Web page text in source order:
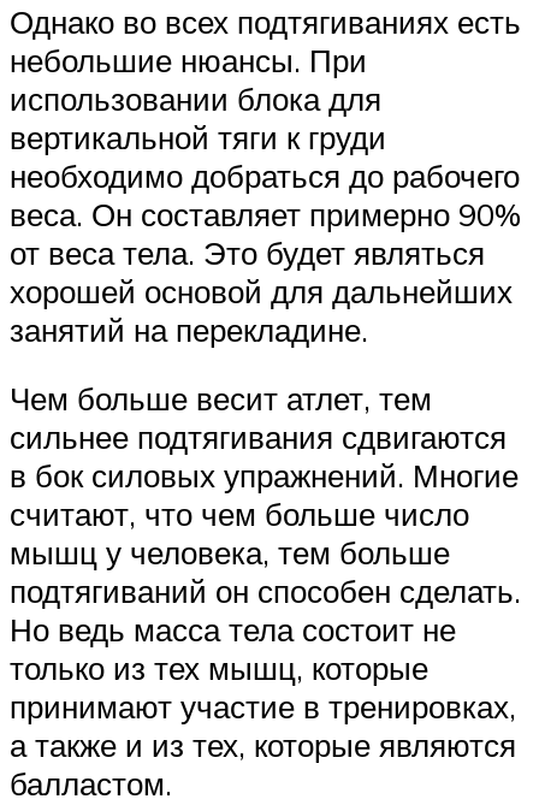
Однако во всех подтягиваниях есть
небольшие нюансы. При
использовании блока для
вертикальной тяги к груди
необходимо добраться до рабочего
веса. Он составляет примерно 90%
от веса тела. Это будет являться
хорошей основой для дальнейших
занятий на перекладине.
Чем больше весит атлет, тем
сильнее подтягивания сдвигаются
в бок силовых упражнений. Многие
считают, что чем больше число
мышц у человека, тем больше
подтягиваний он способен сделать.
Но ведь масса тела состоит не
только из тех мышц, которые
принимают участие в тренировках,
а также и из тех, которые являются
балластом.